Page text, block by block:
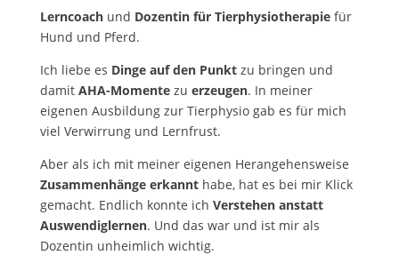
Lerncoachund Dozentin für Tierphysiotherapiefür
Hund und Pferd.
Ich liebe es Dinge auf den Punktzu bringen und
damit AHA-Momentezu erzeugen. In meiner
eigenen Ausbildung zur Tierphysio gab es für mich
viel Verwirrung und Lernfrust.
Aber als ich mit meiner eigenen Herangehensweise
Zusammenhänge erkannthabe, hat es bei mir Klick
gemacht. Endlich konnte ich Verstehen anstatt
Auswendiglernen. Und das war und ist mir als
Dozentin unheimlich wichtig.